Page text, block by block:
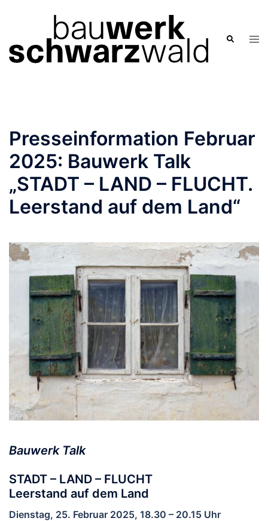
Suche
Presseinformation Februar
2025: Bauwerk Talk
„STADT – LAND – FLUCHT.
Leerstand auf dem Land“
Bauwerk Talk
STADT – LAND – FLUCHT
Leerstand auf dem Land
Dienstag, 25. Februar 2025, 18.30 – 20.15 Uhr